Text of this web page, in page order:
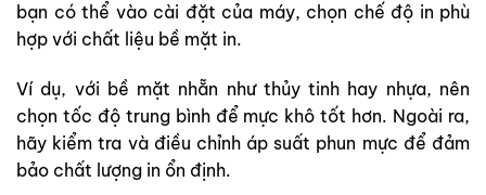
bạn có thể vào cài đặt của máy, chọn chế độ in phù
hợp với chất liệu bề mặt in.
Ví dụ, với bề mặt nhẵn như thủy tinh hay nhựa, nên
chọn tốc độ trung bình để mực khô tốt hơn. Ngoài ra,
hãy kiểm tra và điều chỉnh áp suất phun mực để đảm
bảo chất lượng in ổn định.